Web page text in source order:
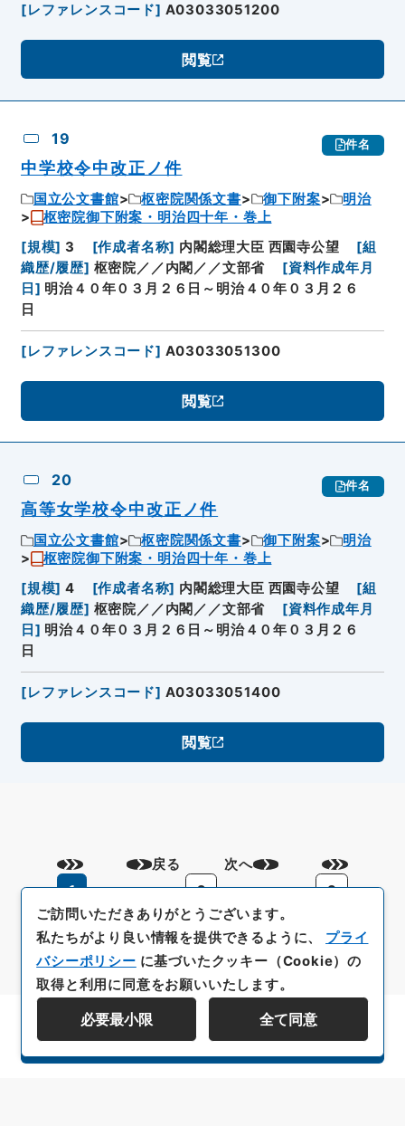
[レファレンスコード] A03033051200
閲覧
19 件名
中学校令中改正ノ件
国立公文書館 枢密院関係文書 御下附案
明治
枢密院御下附案・明治四十年・巻上
[規模] 3 [作成者名称] 内閣総理大臣 西園寺公望 [組
織歴/履歴] 枢密院／／内閣／／文部省 [資料作成年月
日 ] 明治４０年０３月２６日～明治４０年０３月２６
日
[レファレンスコード] A03033051300
閲覧
20 件名
高等女学校令中改正ノ件
国立公文書館 枢密院関係文書 御下附案
明治
枢密院御下附案・明治四十年・巻上
[規模] 4 [作成者名称] 内閣総理大臣 西園寺公望 [組
織歴/履歴] 枢密院／／内閣／／文部省 [資料作成年月
日 ] 明治４０年０３月２６日～明治４０年０３月２６
日
[レファレンスコード] A03033051400
閲覧
戻る
1
2 3
次へ
資料群階層を表示する
ご訪問いただきありがとうございます。
私たちがより良い情報を提供できるように、 プライ
バシーポリシー に基づいたクッキー（Cookie）の
取得と利用に同意をお願いいたします。
必要最小限 全て同意